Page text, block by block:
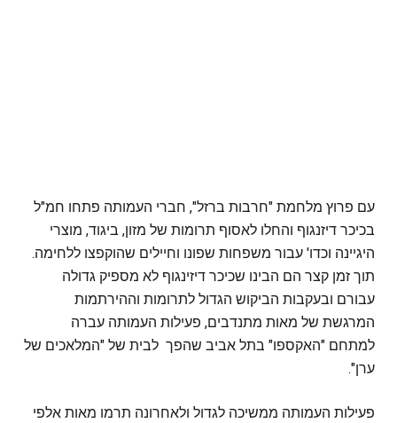
עם פרוץ מלחמת "חרבות ברזל", חברי העמותה פתחו חמ"ל
בכיכר דיזנגוף והחלו לאסוף תרומות של מזון, ביגוד, מוצרי
היגיינה וכדו' עבור משפחות שפונו וחיילים שהוקפצו ללחימה.
תוך זמן קצר הם הבינו שכיכר דיזינגוף לא מספיק גדולה
עבורם ובעקבות הביקוש הגדול לתרומות וההירתמות
המרגשת של מאות מתנדבים, פעילות העמותה עברה
למתחם "האקספו" בתל אביב שהפך לבית של "המלאכים של
ערן".
פעילות העמותה ממשיכה לגדול ולאחרונה תרמו מאות אלפי